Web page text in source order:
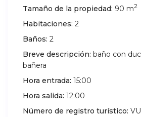
Tamaño de la propiedad: 90 m2
Habitaciones: 2
Baños: 2
Breve descripción: baño con
bañera
Hora entrada: 15:00
Hora salida: 12:00
Número de registro turístico: